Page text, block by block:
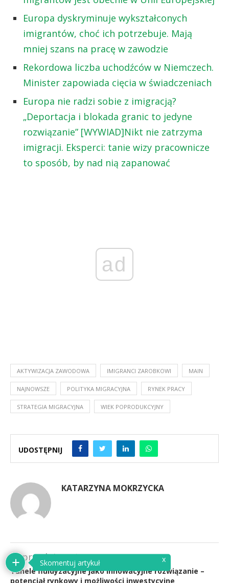
Europa dyskryminuje wykształconych
imigrantów, choć ich potrzebuje. Mają
mniej szans na pracę w zawodzie
Rekordowa liczba uchodźców w Niemczech.
Minister zapowiada cięcia w świadczeniach
Europa nie radzi sobie z imigracją?
„Deportacja i blokada granic to jedyne
rozwiązanie” [WYWIAD]Nikt nie zatrzyma
imigracji. Eksperci: tanie wizy pracownicze
to sposób, by nad nią zapanować
ad
AKTYWIZACJA ZAWODOWA IMIGRANCI ZAROBKOWI MAIN
NAJNOWSZE POLITYKA MIGRACYJNA RYNEK PRACY
STRATEGIA MIGRACYJNA WIEK POPRODUKCYJNY
UDOSTĘPNIJ
KATARZYNA MOKRZYCKA
poprzedni post
Tunele fluidyzacyjne jako innowacyjne rozwiązanie –
potencjał rynkowy i możliwości inwestycyjne